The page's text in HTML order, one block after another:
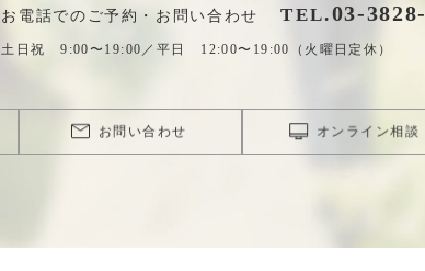
お電話でのご予約・お問い合わせ TEL.03-3828-
土日祝 9:00〜19:00／平日 12:00〜19:00（火曜日定休）
お問い合わせ オンライン相談